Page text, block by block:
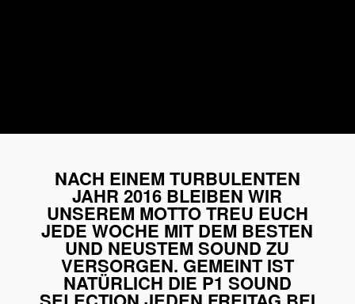
NACH EINEM TURBULENTEN
JAHR 2016 BLEIBEN WIR
UNSEREM MOTTO TREU EUCH
JEDE WOCHE MIT DEM BESTEN
UND NEUSTEM SOUND ZU
VERSORGEN. GEMEINT IST
NATÜRLICH DIE P1 SOUND